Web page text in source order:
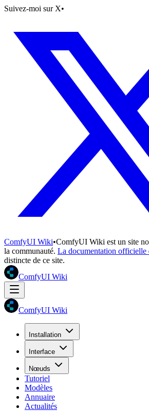
Suivez-moi sur X•
ComfyUI Wiki•ComfyUI Wiki est un site
la communauté. La documentation
distincte de ce site.
ComfyUI Wiki
ComfyUI Wiki
Installation
Interface
Nœuds
Tutoriel
Modèles
Annuaire
Actualités